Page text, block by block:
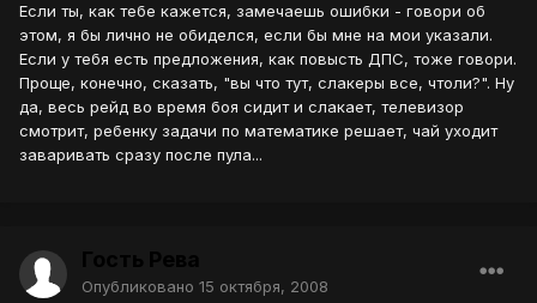
Если ты, как тебе кажется, замечаешь ошибки - говори об
этом, я бы лично не обиделся, если бы мне на мои указали.
Если у тебя есть предложения, как повысть ДПС, тоже говори.
Проще, конечно, сказать, "вы что тут, слакеры все, чтоли?". Ну
да, весь рейд во время боя сидит и слакает, телевизор
смотрит, ребенку задачи по математике решает, чай уходит
заваривать сразу после пула...
Опубликовано 15 октября, 2008